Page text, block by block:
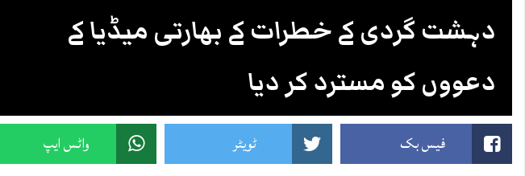
دہشت گردی کے خطرات کے بھارتی میڈیا کے
دعووں کو مسترد کر دیا
فیس بک ٹویٹر واٹس ایپ